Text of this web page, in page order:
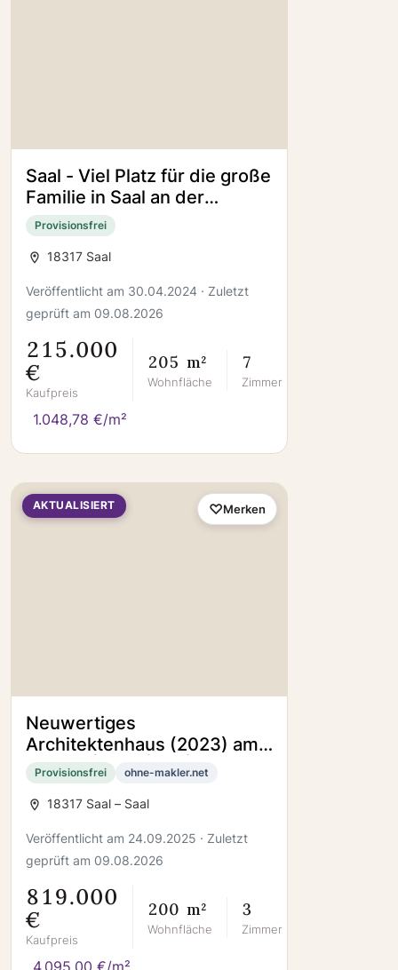
Saal - Viel Platz für die große
Familie in Saal an der
südlichen Boddenküste
Provisionsfrei
18317 Saal
Veröffentlicht am 30.04.2024 · Zuletzt
geprüft am 09.08.2026
215.000
€
Kaufpreis
205 m²
Wohnfläche
7
Zimmer
1.048,78 €/m²
AKTUALISIERT
Neuwertiges
Architektenhaus (2023) am
Bodden| ELW | A+ |
provisionsfrei | Ostseenähe
Provisionsfrei ohne-makler.net
18317 Saal – Saal
Veröffentlicht am 24.09.2025 · Zuletzt
geprüft am 09.08.2026
819.000
€
Kaufpreis
200 m²
Wohnfläche
3
Zimmer
4.095,00 €/m²
Merken